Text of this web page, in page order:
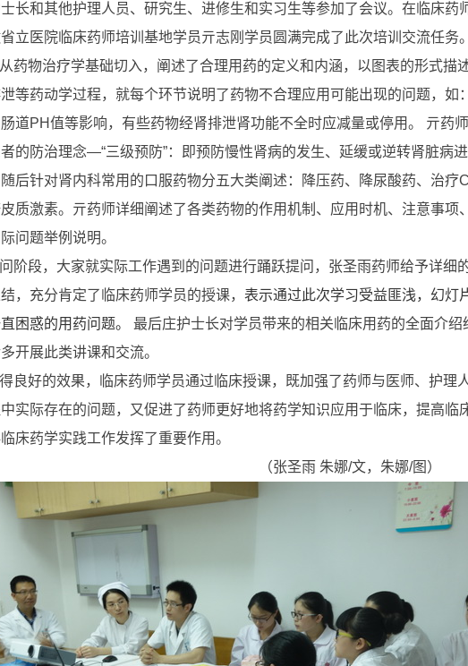
长和其他护理人员、研究生、进修生和实习生等参加了会议。在临床药
立医院临床药师培训基地学员亓志刚学员圆满完成了此次培训交流任务。
药物治疗学基础切入，阐述了合理用药的定义和内涵，以图表的形式描
等药动学过程，就每个环节说明了药物不合理应用可能出现的问题，如
道PH值等影响，有些药物经肾排泄肾功能不全时应减量或停用。 亓药
的防治理念—“三级预防”：即预防慢性肾病的发生、延缓或逆转肾脏病
后针对肾内科常用的口服药物分五大类阐述：降压药、降尿酸药、治疗
质激素。亓药师详细阐述了各类药物的作用机制、应用时机、注意事项
问题举例说明。
阶段，大家就实际工作遇到的问题进行踊跃提问，张圣雨药师给予详细
，充分肯定了临床药师学员的授课， 表示通过此次学习受益匪浅，幻灯
困惑的用药问题。
最后庄护士长对学员带来的相关临床用药的全面介
开展此类讲课和交流。
良好的效果，临床药师学员通过临床授课，既加强了药师与医师、护理
实际存在的问题，又促进了药师更好地将药学知识应用于临床，提高临
床药学实践工作发挥了重要作用。
（张圣雨 朱娜/文，朱娜/图）